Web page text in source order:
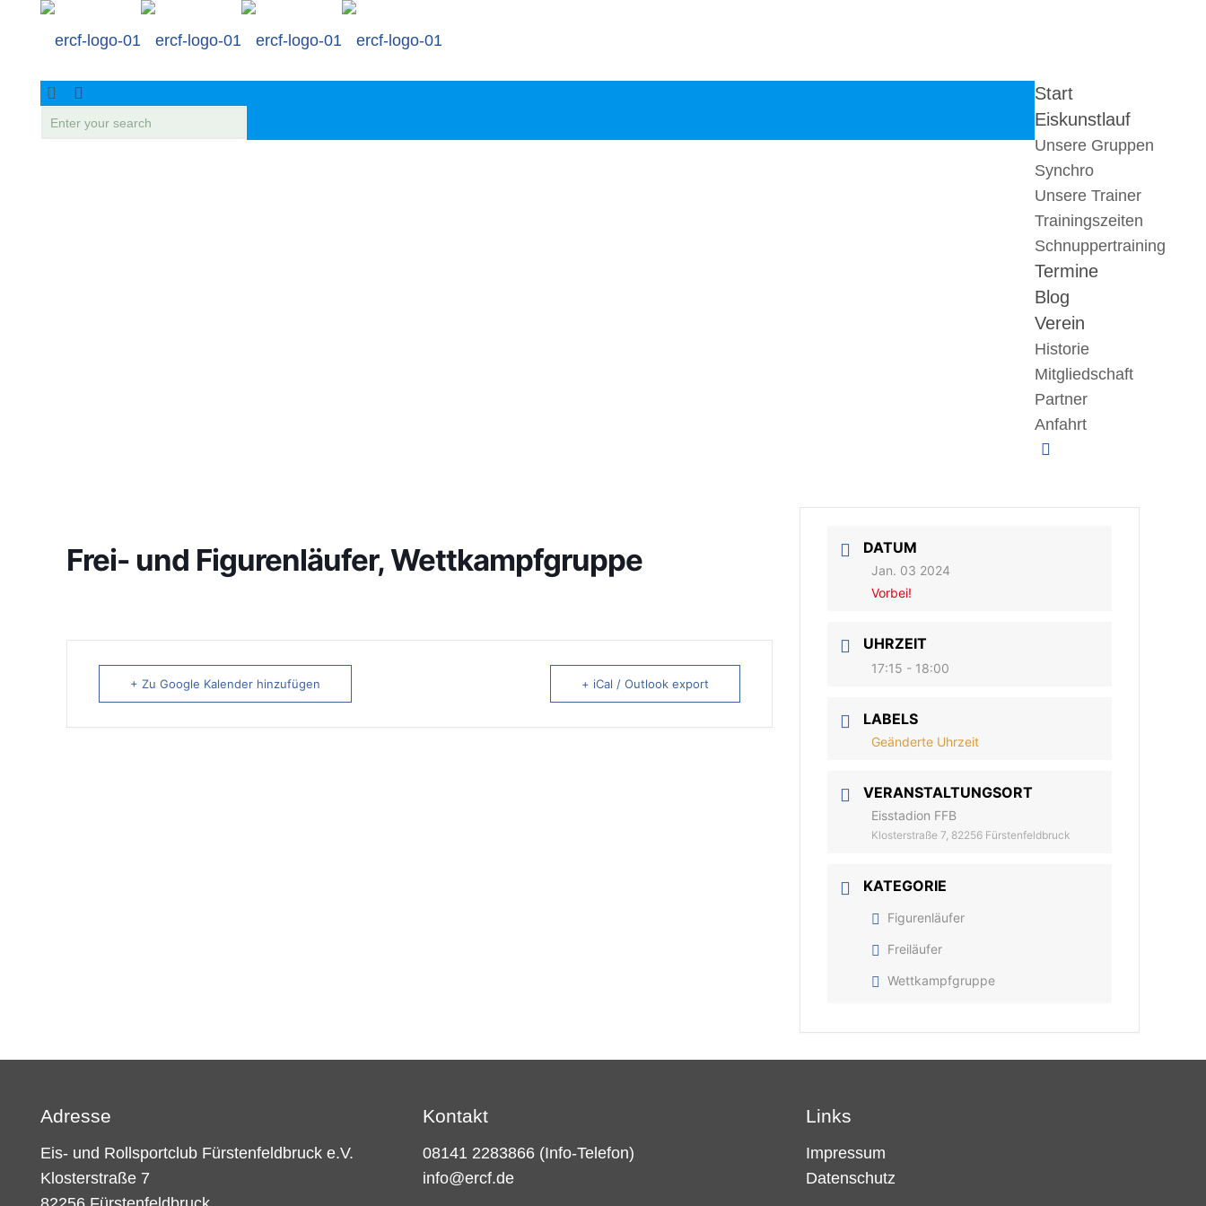
Start
Eiskunstlauf
Unsere Gruppen
Synchro
Unsere Trainer
Trainingszeiten
Schnuppertraining
Termine
Blog
Verein
Historie
Mitgliedschaft
Partner
Anfahrt
Frei- und Figurenläufer, Wettkampfgruppe
+ Zu Google Kalender hinzufügen + iCal / Outlook export
DATUM
Jan. 03 2024
Vorbei!
UHRZEIT
17:15 - 18:00
LABELS
Geänderte Uhrzeit
VERANSTALTUNGSORT
Eisstadion FFB
Klosterstraße 7, 82256 Fürstenfeldbruck
KATEGORIE
Figurenläufer
Freiläufer
Wettkampfgruppe
Adresse
Eis- und Rollsportclub Fürstenfeldbruck e.V.
Klosterstraße 7
Kontakt
08141 2283866 (Info-Telefon)
info@ercf.de
Links
Impressum
Datenschutz